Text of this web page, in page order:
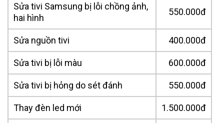
Sửa tivi Samsung bị lỗi chồng ảnh,
hai hình
550.000đ
Sửa nguồn tivi 400.000đ
Sửa tivi bị lỗi màu 600.000đ
Sửa tivi bị hỏng do sét đánh 550.000đ
Thay đèn led mới 1.500.000đ